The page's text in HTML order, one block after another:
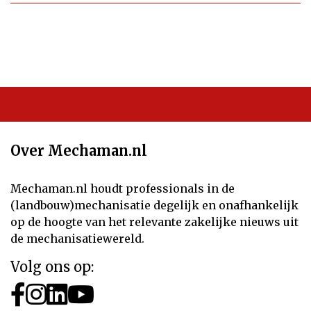
Over Mechaman.nl
Mechaman.nl houdt professionals in de
(landbouw)mechanisatie degelijk en onafhankelijk
op de hoogte van het relevante zakelijke nieuws uit
de mechanisatiewereld.
Volg ons op: